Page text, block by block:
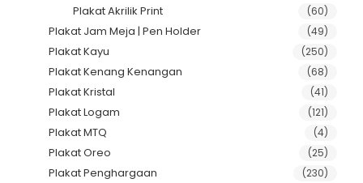
Plakat Akrilik Print (60)
Plakat Jam Meja | Pen Holder (49)
Plakat Kayu (250)
Plakat Kenang Kenangan (68)
Plakat Kristal (41)
Plakat Logam (121)
Plakat MTQ (4)
Plakat Oreo (25)
Plakat Penghargaan (230)